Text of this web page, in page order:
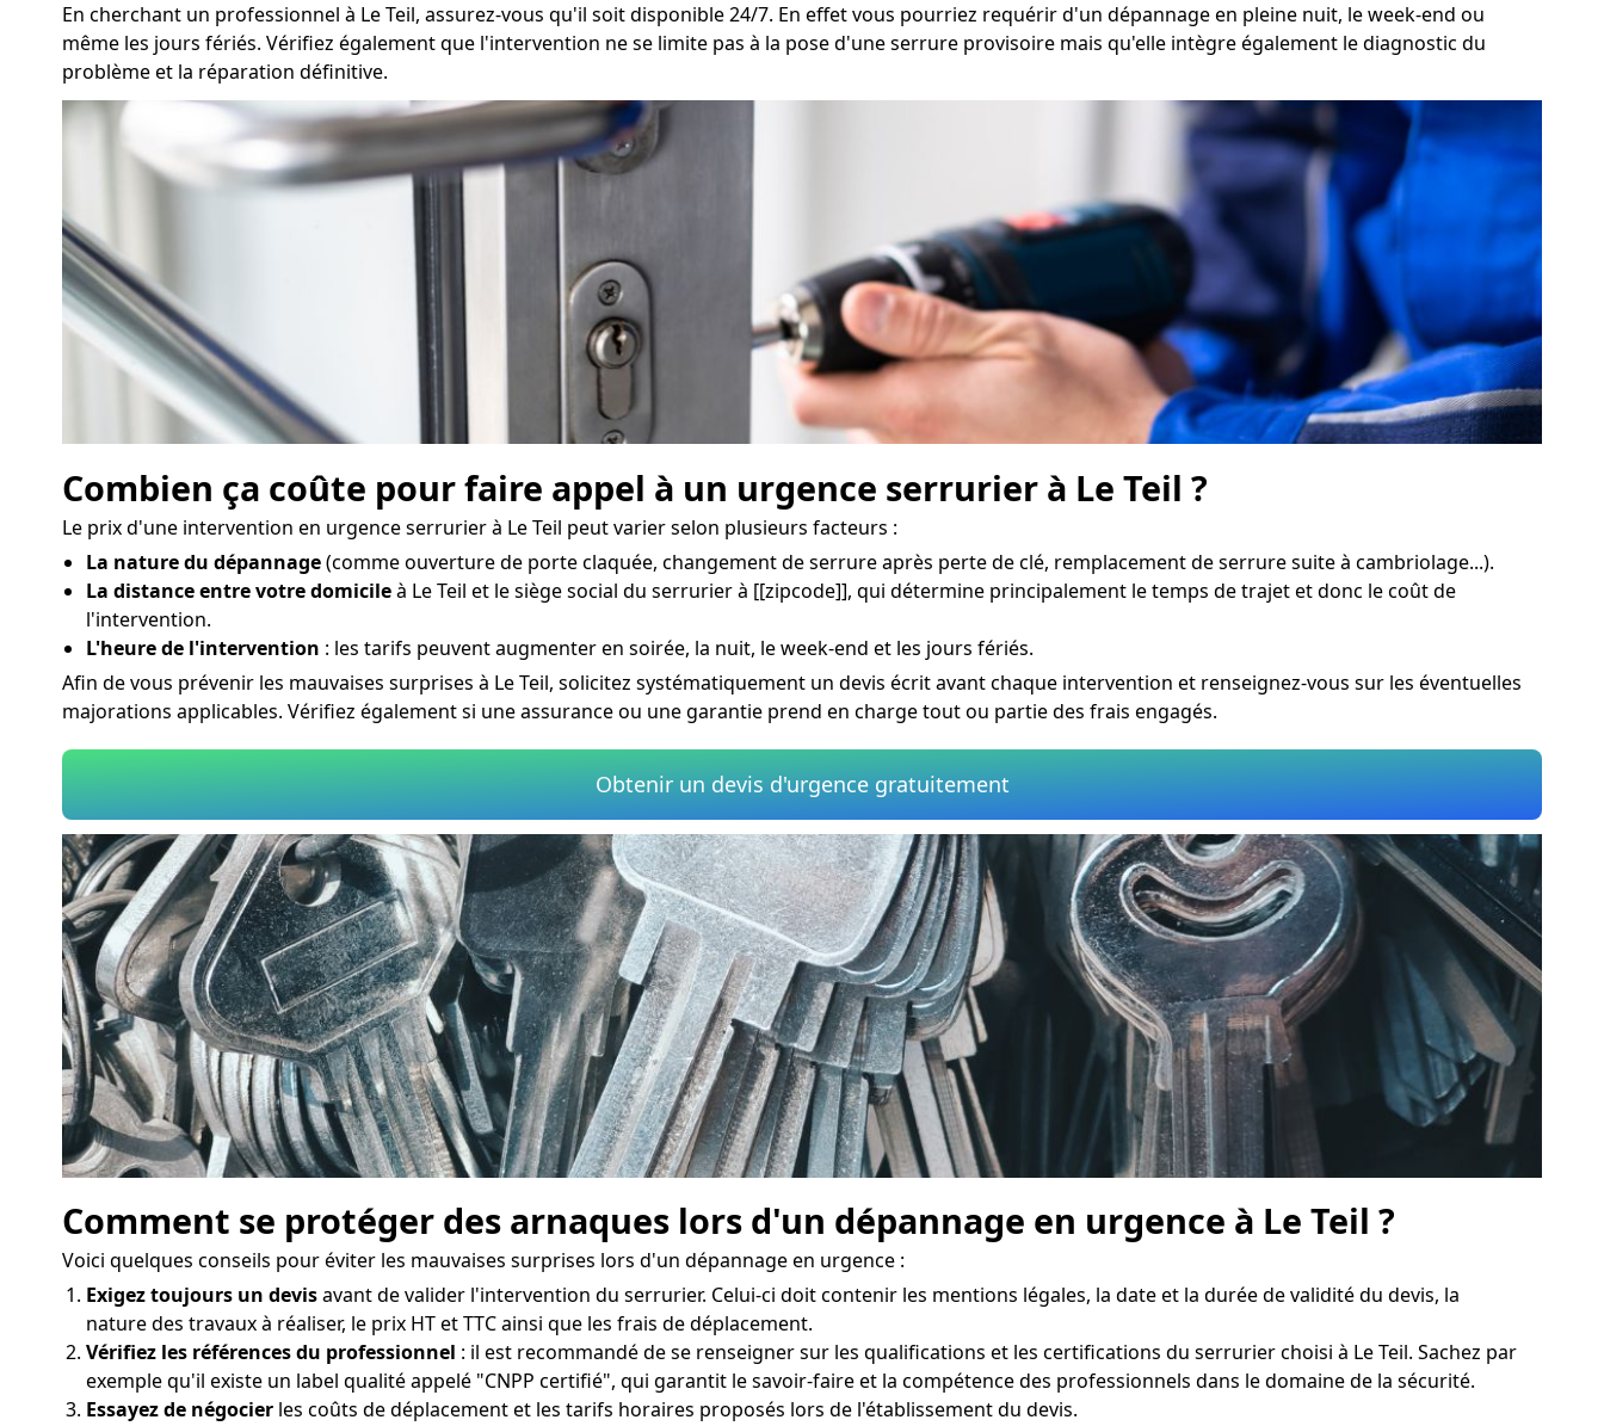
En cherchant un professionnel à Le Teil, assurez-vous qu'il soit disponible 24/7. En effet vous pourriez requérir d'un dépannage en pleine nuit, le week-end ou
même les jours fériés. Vérifiez également que l'intervention ne se limite pas à la pose d'une serrure provisoire mais qu'elle intègre également le diagnostic du
problème et la réparation définitive.
Combien ça coûte pour faire appel à un urgence serrurier à Le Teil ?
Le prix d'une intervention en urgence serrurier à Le Teil peut varier selon plusieurs facteurs :
La nature du dépannage(comme ouverture de porte claquée, changement de serrure après perte de clé, remplacement de serrure suite à cambriolage...).
La distance entre votre domicileà Le Teil et le siège social du serrurier à [[zipcode]], qui détermine principalement le temps de trajet et donc le coût de
l'intervention.
L'heure de l'intervention : les tarifs peuvent augmenter en soirée, la nuit, le week-end et les jours fériés.
Afin de vous prévenir les mauvaises surprises à Le Teil, solicitez systématiquement un devis écrit avant chaque intervention et renseignez-vous sur les éventuelles
majorations applicables. Vérifiez également si une assurance ou une garantie prend en charge tout ou partie des frais engagés.
Obtenir un devis d'urgence gratuitement
Comment se protéger des arnaques lors d'un dépannage en urgence à Le Teil ?
Voici quelques conseils pour éviter les mauvaises surprises lors d'un dépannage en urgence :
Exigez toujours un devisavant de valider l'intervention du serrurier. Celui-ci doit contenir les mentions légales, la date et la durée de validité du devis, la
nature des travaux à réaliser, le prix HT et TTC ainsi que les frais de déplacement.
Vérifiez les références du professionnel : il est recommandé de se renseigner sur les qualifications et les certifications du serrurier choisi à Le Teil. Sachez par
exemple qu'il existe un label qualité appelé "CNPP certifié", qui garantit le savoir-faire et la compétence des professionnels dans le domaine de la sécurité.
Essayez de négocier les coûts de déplacement et les tarifs horaires proposés lors de l'établissement du devis.